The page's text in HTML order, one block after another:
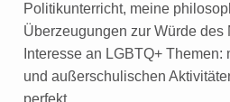
Politikunterricht, meine
Überzeugungen zur Würde des
Interesse an LGBTQ+
und außerschulischen